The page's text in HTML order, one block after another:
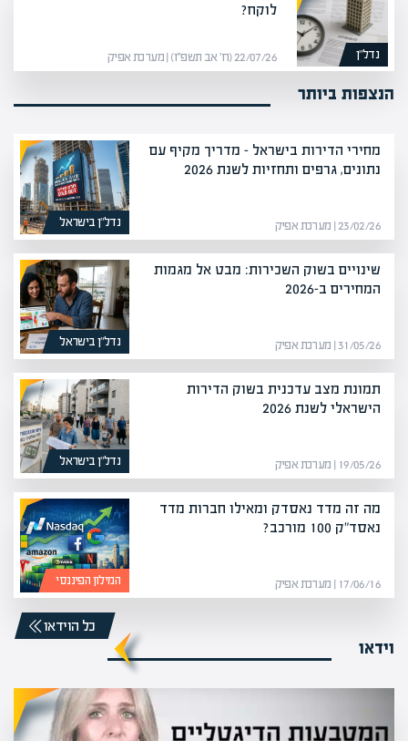
נדל”ן
לוקח?
22/07/26 (ח׳ אב תשפ״ו) | מערכת אפיק
הנצפות ביותר
נדל”ן בישראל
מחירי הדירות בישראל – מדריך מקיף עם
נתונים, גרפים ותחזיות לשנת 2026
23/02/26 | מערכת אפיק
נדל”ן בישראל
שינויים בשוק השכירות: מבט אל מגמות
המחירים ב-2026
31/05/26 | מערכת אפיק
נדל”ן בישראל
תמונת מצב עדכנית בשוק הדירות
הישראלי לשנת 2026
19/05/26 | מערכת אפיק
המילון הפיננסי
מה זה מדד נאסדק ומאילו חברות מדד
נאסד"ק 100 מורכב?
17/06/16 | מערכת אפיק
וידאו
כל הוידאו